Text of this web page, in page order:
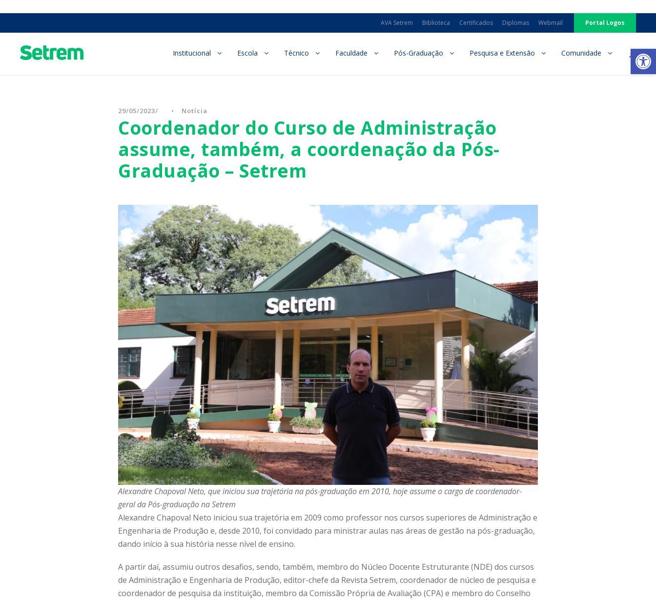
AVA Setrem Biblioteca Certificados Diplomas Webmail Portal Logos
Institucional Escola Técnico Faculdade Pós-Graduação Pesquisa e Extensão Comunidade
29/05/2023 • Notícia
Coordenador do Curso de Administração
assume, também, a coordenação da Pós-
Graduação – Setrem
Alexandre Chapoval Neto, que iniciou sua trajetória na pós-graduação em 2010, hoje assume o cargo de coordenador-
geral da Pós-graduação na Setrem
Alexandre Chapoval Neto iniciou sua trajetória em 2009 como professor nos cursos superiores de Administração e
Engenharia de Produção e, desde 2010, foi convidado para ministrar aulas nas áreas de gestão na pós-graduação,
dando início à sua história nesse nível de ensino.
A partir daí, assumiu outros desafios, sendo, também, membro do Núcleo Docente Estruturante (NDE) dos cursos
de Administração e Engenharia de Produção, editor-chefe da Revista Setrem, coordenador de núcleo de pesquisa e
coordenador de pesquisa da instituição, membro da Comissão Própria de Avaliação (CPA) e membro do Conselho